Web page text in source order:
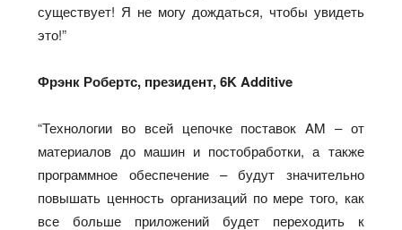
существует! Я не могу дождаться, чтобы увидеть
это!”
Фрэнк Робертс, президент, 6K Additive
“Технологии во всей цепочке поставок AM – от
материалов до машин и постобработки, а также
программное обеспечение – будут значительно
повышать ценность организаций по мере того, как
все больше приложений будет переходить к